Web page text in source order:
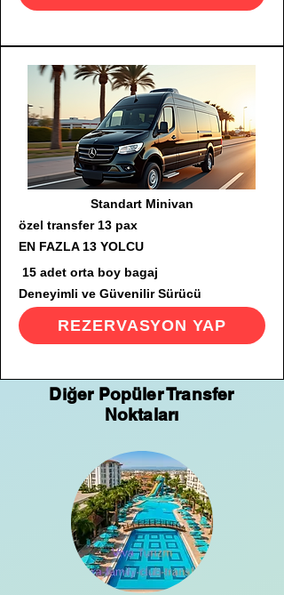
Standart Minivan
özel transfer 13 pax
EN FAZLA 13 YOLCU
15 adet orta boy bagaj
Deneyimli ve Güvenilir Sürücü
REZERVASYON YAP
Diğer Popüler Transfer
Noktaları